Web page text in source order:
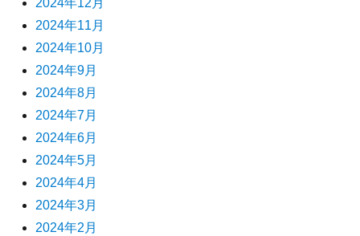
2024年12月
2024年11月
2024年10月
2024年9月
2024年8月
2024年7月
2024年6月
2024年5月
2024年4月
2024年3月
2024年2月